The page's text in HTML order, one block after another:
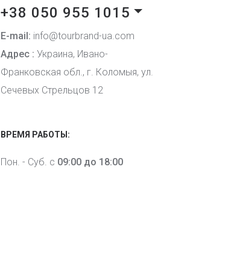
+38 050 955 1015
E-mail: info@tourbrand-ua.com
Адрес : Украина, Ивано-
Франковская обл., г. Коломыя, ул.
Сечевых Стрельцов 12
ВРЕМЯ РАБОТЫ:
Пон. - Суб. с 09:00 до 18:00